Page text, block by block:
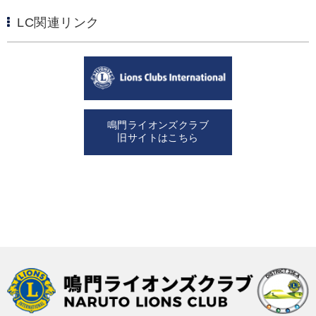
LC関連リンク
鳴門ライオンズクラブ
旧サイトはこちら